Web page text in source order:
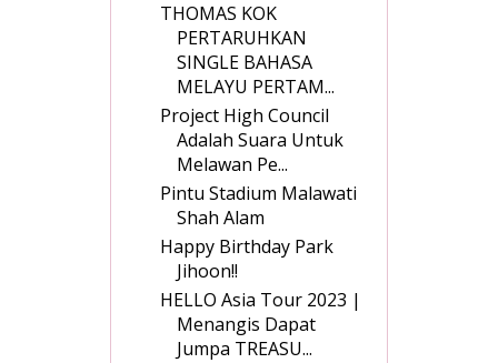
THOMAS KOK
PERTARUHKAN
SINGLE BAHASA
MELAYU PERTAM...
Project High Council
Adalah Suara Untuk
Melawan Pe...
Pintu Stadium Malawati
Shah Alam
Happy Birthday Park
Jihoon!!
HELLO Asia Tour 2023 |
Menangis Dapat
Jumpa TREASU...